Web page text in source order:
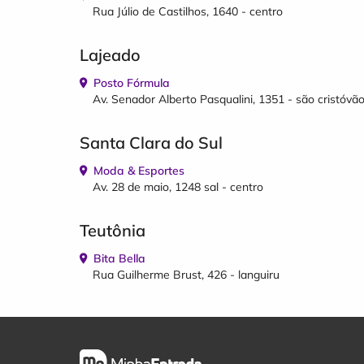
Rua Júlio de Castilhos, 1640 - centro
Lajeado
Posto Fórmula
Av. Senador Alberto Pasqualini, 1351 - são cristóvão
Santa Clara do Sul
Moda & Esportes
Av. 28 de maio, 1248 sal - centro
Teutônia
Bita Bella
Rua Guilherme Brust, 426 - languiru